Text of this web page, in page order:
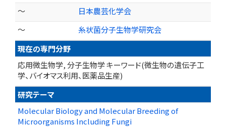
～
日本農芸化学会
～
糸状菌分子生物学研究会
現在の専門分野
応用微生物学, 分子生物学 キーワード(微生物の遺伝子工
学、バイオマス利用、医薬品生産)
研究テーマ
Molecular Biology and Molecular Breeding of
Microorganisms Including Fungi